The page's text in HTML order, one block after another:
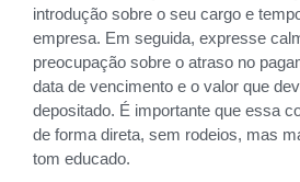
introdução sobre o seu cargo e
empresa. Em seguida, expresse
preocupação sobre o atraso no
data de vencimento e o valor que
depositado. É importante que essa
de forma direta, sem rodeios, mas
tom educado.